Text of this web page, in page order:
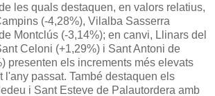
les quals destaquen, en valors relatius,
(-4,28%), Vilalba Sasserra
Montclús (-3,14%); en canvi, Llinars del
Celoni (+1,29%) i Sant Antoni de
presenten els increments més elevats
l'any passat. També destaquen els
i Sant Esteve de Palautordera amb